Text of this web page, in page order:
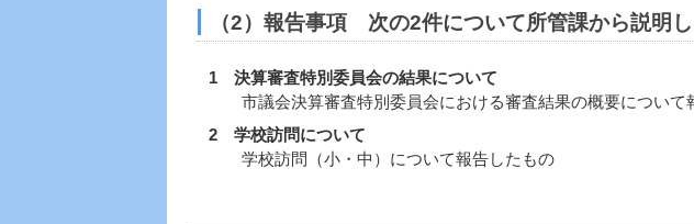
（2）報告事項 次の2件について所管課から説明
1 決算審査特別委員会の結果について
市議会決算審査特別委員会における審査結果の概要について
2 学校訪問について
学校訪問（小・中）について報告したもの